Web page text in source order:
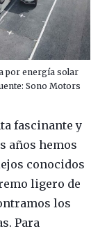
por energía solar
Sono Motors
fascinante y
años hemos
conocidos
ligero de
los
Para